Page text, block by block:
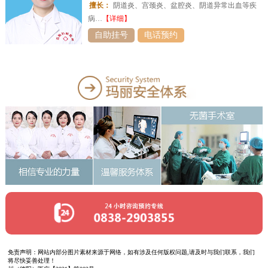
擅长：
阴道炎、宫颈炎、盆腔炎、阴道异常出血等疾
病… 【详细】
自助挂号 电话预约
免责声明：网站内部分图片素材来源于网络，如有涉及任何版权问题,请及时与我们联系，我们
将尽快妥善处理！